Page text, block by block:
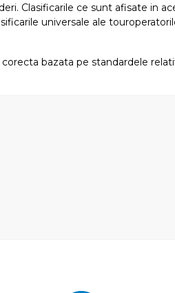
Clasificarile ce sunt afisate in
universale ale
bazata pe standardele